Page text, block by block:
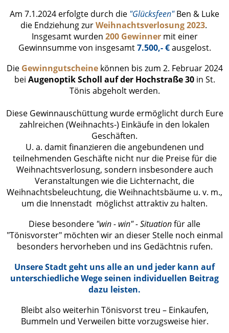
Am 7.1.2024 erfolgte durch die "Glücksfeen"Ben & Luke
die Endziehung zurWeihnachtsverlosung 2023.
Insgesamt wurden 200 Gewinnermit einer
Gewinnsumme von insgesamt7.500,- €ausgelost.
Die Gewinngutscheinekönnen bis zum 2. Februar 2024
bei Augenoptik Scholl auf der Hochstraße 30in St.
Tönis abgeholt werden.
Diese Gewinnauschüttung wurde ermöglicht durch Eure
zahlreichen (Weihnachts-) Einkäufe in den lokalen
Geschäften.
U. a. damit finanzieren die angebundenen und
teilnehmenden Geschäfte nicht nur die Preise für die
Weihnachtsverlosung, sondern insbesondere auch
Veranstaltungen wie die Lichternacht, die
Weihnachtsbeleuchtung, die Weihnachtsbäume u. v. m.,
um die Innenstadt möglichst attraktiv zu halten.
Diese besondere "win - win" - Situationfür alle
"Tönisvorster" möchten wir an dieser Stelle noch einmal
besonders hervorheben und ins Gedächtnis rufen.
Unsere Stadt geht uns alle an und jeder kann auf
unterschiedliche Wege seinen individuellen Beitrag
dazu leisten.
Bleibt also weiterhin Tönisvorst treu – Einkaufen,
Bummeln und Verweilen bitte vorzugsweise hier.